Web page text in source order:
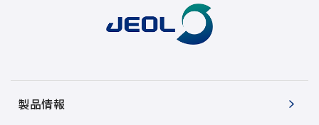
製品情報